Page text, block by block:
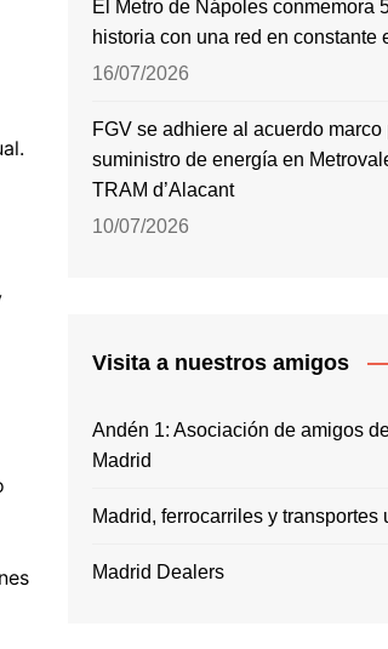
El Metro de Nápoles conmemora
historia con una red en constante
16/07/2026
FGV se adhiere al acuerdo marco
suministro de energía en
TRAM d’Alacant
10/07/2026
Visita a nuestros amigos
Andén 1: Asociación de amigos
Madrid
Madrid, ferrocarriles y transportes
Madrid Dealers